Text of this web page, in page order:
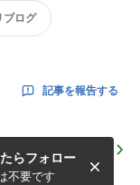
ブログ
記事を報告する
ト、Anjan（アン
故評価が高い？
らフォロー
不要です